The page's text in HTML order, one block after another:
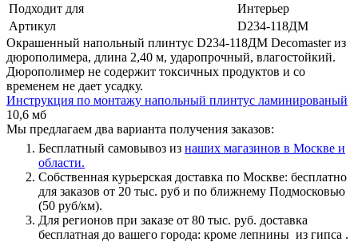
Подходит для
Интерьер
Артикул
D234-118ДМ
Окрашенный напольный плинтус D234-118ДМ Decomaster из
дюрополимера, длина 2,40 м, ударопрочный, влагостойкий.
Дюрополимер не содержит токсичных продуктов и со
временем не дает усадку.
Инструкция по монтажу напольный плинтус ламинированый
10,6 мб
Мы предлагаем два варианта получения заказов:
Бесплатный самовывоз из наших магазинов в Москве и
области.
Собственная курьерская доставка по Москве: бесплатно
для заказов от 20 тыс. руб и по ближнему Подмосковью
(50 руб/км).
Для регионов при заказе от 80 тыс. руб. доставка
бесплатная до вашего города: кроме лепнины из гипса .